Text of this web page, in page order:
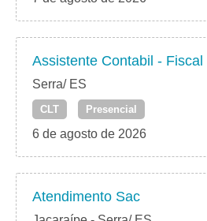
Assistente Contabil - Fiscal
Serra/ ES
CLT Presencial
6 de agosto de 2026
Atendimento Sac